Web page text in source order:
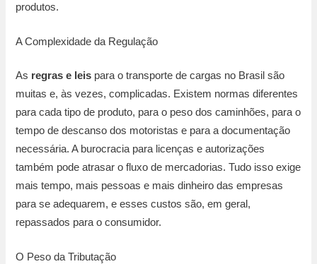
produtos.
A Complexidade da Regulação
As regras e leis para o transporte de cargas no Brasil são
muitas e, às vezes, complicadas. Existem normas diferentes
para cada tipo de produto, para o peso dos caminhões, para o
tempo de descanso dos motoristas e para a documentação
necessária. A burocracia para licenças e autorizações
também pode atrasar o fluxo de mercadorias. Tudo isso exige
mais tempo, mais pessoas e mais dinheiro das empresas
para se adequarem, e esses custos são, em geral,
repassados para o consumidor.
O Peso da Tributação